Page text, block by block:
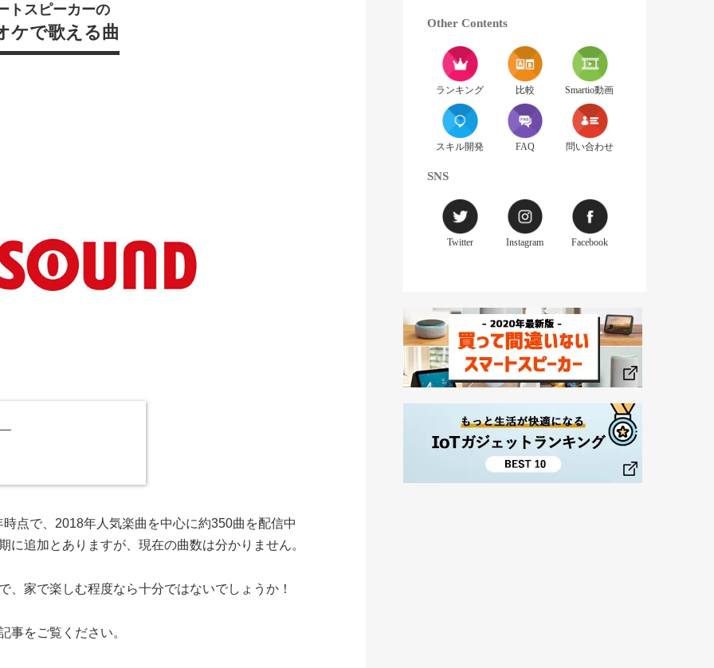
トスピーカーの
ケで歌える曲
点で、2018年人気楽曲を中心に約350曲を配信中
追加とありますが、現在の曲数は分かりません。
、家で楽しむ程度なら十分ではないでしょうか！
事をご覧ください。
Other Contents
ランキング 比較 Smartio動画
スキル開発 FAQ 問い合わせ
SNS
Twitter Instagram Facebook